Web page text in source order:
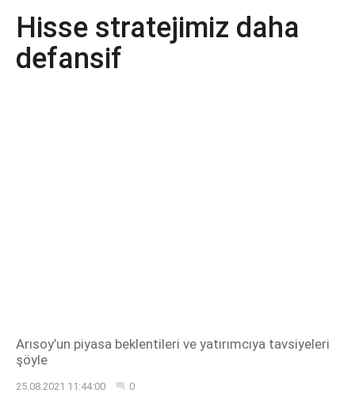
Hisse stratejimiz daha
defansif
Arısoy’un piyasa beklentileri ve yatırımcıya tavsiyeleri
şöyle
25.08.2021 11:44:00 0